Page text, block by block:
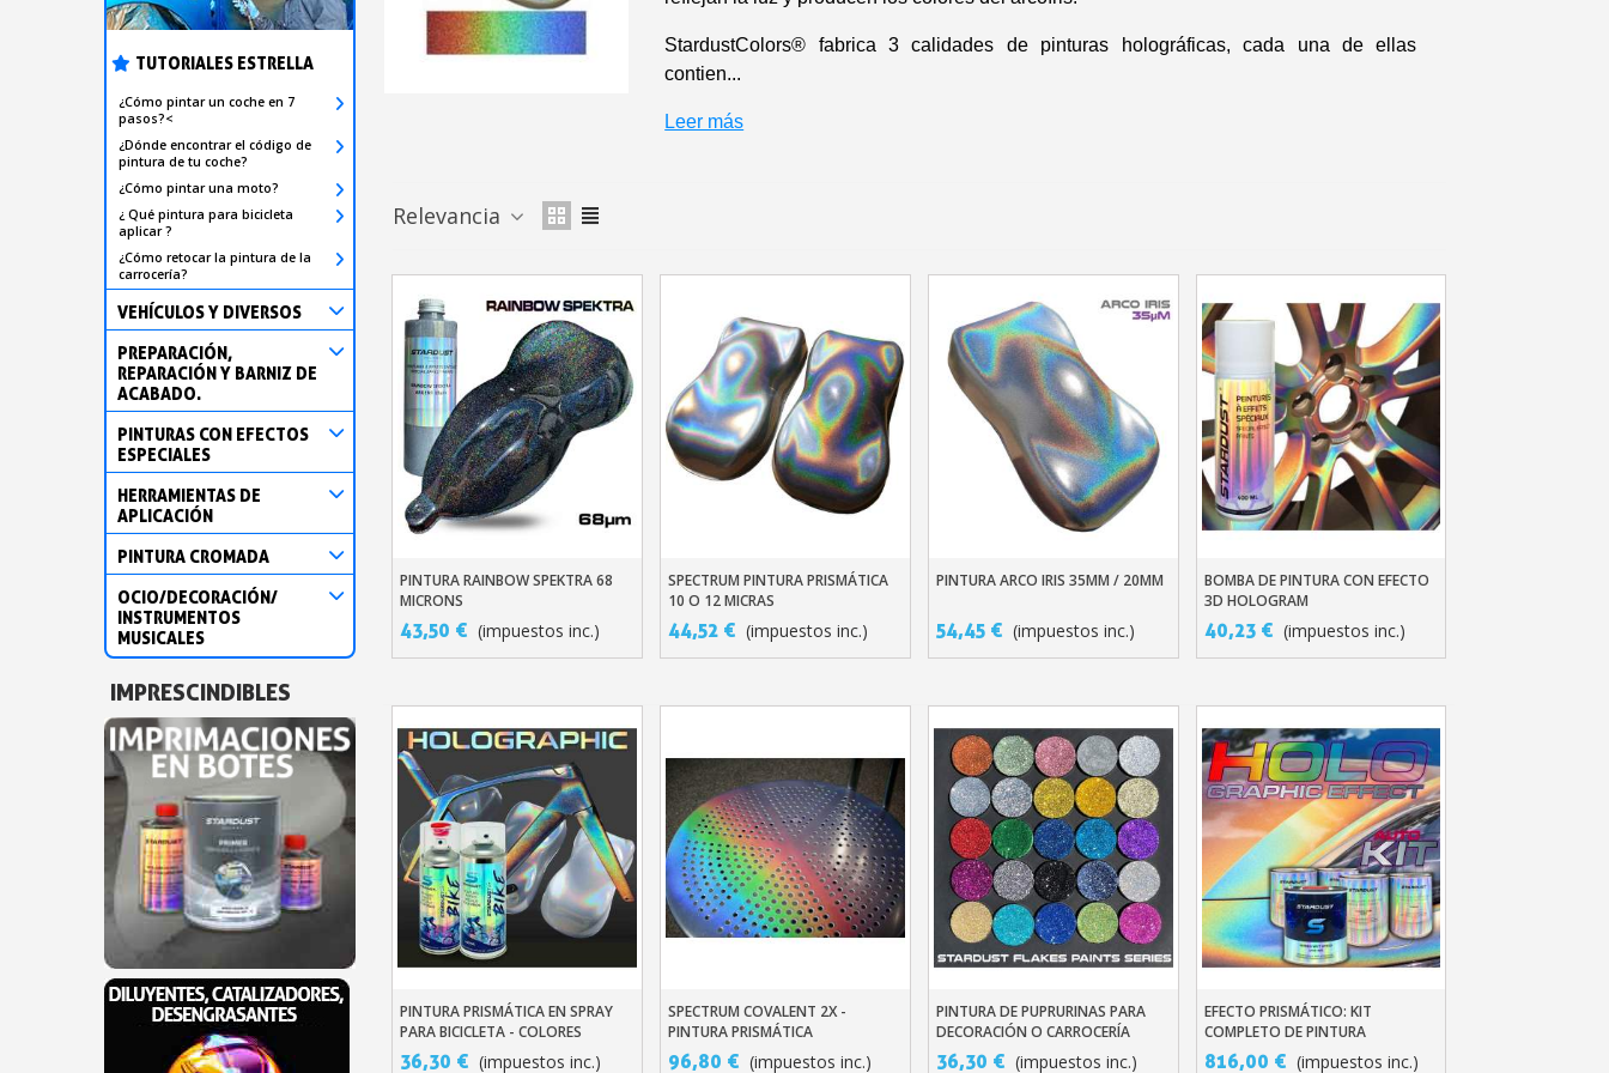
5 € de descuento en tu primer pedido
Gana puntos de fidelidad con cada pedido.
Devuelve los productos en un plazo de 14 días.
5 € de descuento en tu primer pedido
Cupón de 10 € por cada recomendación
Suscríbete al boletín: 5€ de descuento
Suscríbete al boletín: 5€ de descuento
Entrega en un plazo de 48-72 horas.
Paga en 4 plazos sin comisiones en compras superiores a 30 €.
Obtenga su presupuesto online en menos de 1 minuto.
Comparte tus creaciones y recibe vales
Gana puntos de fidelidad con cada pedido.
Devuelve los productos en un plazo de 14 días.
TUTORIALES ESTRELLA
¿Cómo pintar un coche en 7
pasos?<
¿Dónde encontrar el código de
pintura de tu coche?
¿Cómo pintar una moto?
¿ Qué pintura para bicicleta
aplicar ?
¿Cómo retocar la pintura de la
carrocería?
VEHÍCULOS Y DIVERSOS
PREPARACIÓN,
REPARACIÓN Y BARNIZ DE
ACABADO.
PINTURAS CON EFECTOS
ESPECIALES
HERRAMIENTAS DE
APLICACIÓN
PINTURA CROMADA
OCIO/DECORACIÓN/
INSTRUMENTOS
MUSICALES
IMPRESCINDIBLES
StardustColors® fabrica 3 calidades de pinturas holográficas, cada una de ellas
contien...
Leer más
Relevancia
Añadir Al Carrito
PINTURA RAINBOW SPEKTRA 68
MICRONS
43,50 € (impuestos inc.)
Añadir Al Carrito
SPECTRUM PINTURA PRISMÁTICA
10 O 12 MICRAS
44,52 € (impuestos inc.)
Añadir Al Carrito
PINTURA ARCO IRIS 35ΜM / 20ΜM
54,45 € (impuestos inc.)
Añadir Al Carrito
BOMBA DE PINTURA CON EFECTO
3D HOLOGRAM
40,23 € (impuestos inc.)
Añadir Al Carrito
PINTURA PRISMÁTICA EN SPRAY
PARA BICICLETA - COLORES
GRAPHIC 400 ML - STARDUST BIKE
36,30 € (impuestos inc.)
Añadir Al Carrito
SPECTRUM COVALENT 2X -
PINTURA PRISMÁTICA
96,80 € (impuestos inc.)
Añadir Al Carrito
PINTURA DE PUPRURINAS PARA
DECORACIÓN O CARROCERÍA
36,30 € (impuestos inc.)
Añadir Al Carrito
EFECTO PRISMÁTICO: KIT
COMPLETO DE PINTURA
HOLOGRÁFICA PARA COCHE
816,00 € (impuestos inc.)